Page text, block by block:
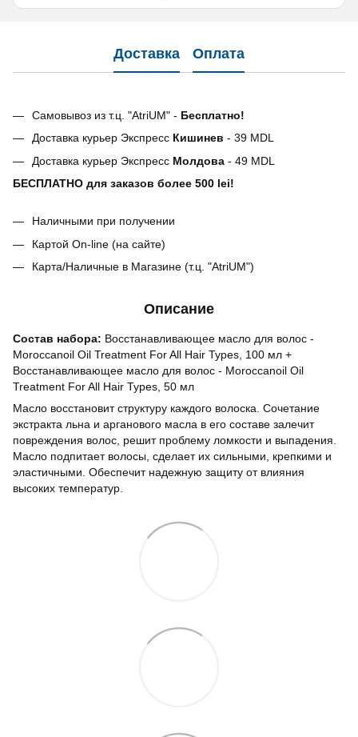
Доставка Оплата
Самовывоз из т.ц. "AtriUM" - Бесплатно!
Доставка курьер Экспресс Кишинев - 39 MDL
Доставка курьер Экспресс Молдова - 49 MDL
БЕСПЛАТНО для заказов более 500 lei!
Наличными при получении
Картой On-line (на сайте)
Карта/Наличные в Магазине (т.ц. "AtriUM")
Описание
Состав набора: Восстанавливающее масло для волос -
Moroccanoil Oil Treatment For All Hair Types, 100 мл +
Восстанавливающее масло для волос - Moroccanoil Oil
Treatment For All Hair Types, 50 мл
Масло восстановит структуру каждого волоска. Сочетание
экстракта льна и арганового масла в его составе залечит
повреждения волос, решит проблему ломкости и выпадения.
Масло подпитает волосы, сделает их сильными, крепкими и
эластичными. Обеспечит надежную защиту от влияния
высоких температур.